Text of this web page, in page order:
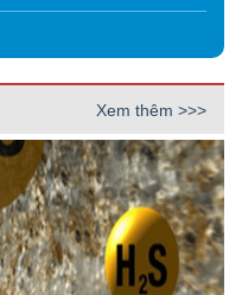
Xem thêm >>>